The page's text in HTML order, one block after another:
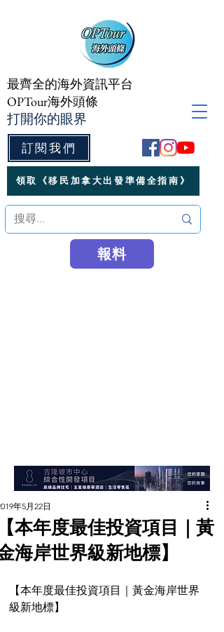
訂閱我們
最齊全的海外資訊平台
OPTour海外頭條
打開你的眼界
領取《移民加拿大出發準備全指南》
報料
本年度最佳投資項目｜黃
海岸世界級新地標】
年5月22日
【本年度最佳投資項目｜黃金海岸世界
級新地標】